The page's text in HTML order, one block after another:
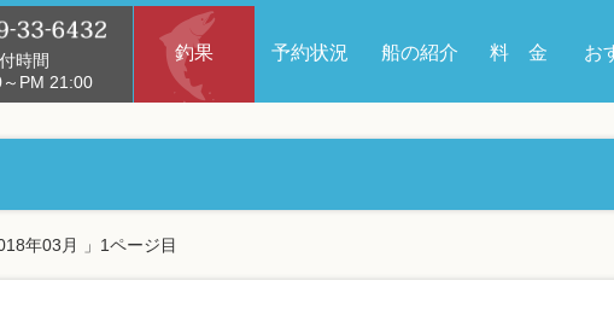
時間
PM 21:00
釣果 予約状況 船の紹介 料 金 お
年03月 」1ページ目